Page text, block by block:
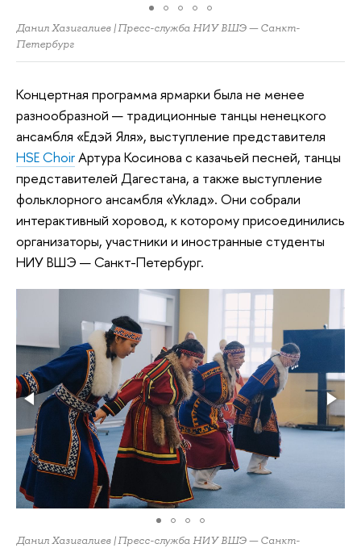
Данил Хазигалиев | Пресс-служба НИУ ВШЭ — Санкт-
Петербург
Концертная программа ярмарки была не менее
разнообразной — традиционные танцы ненецкого
ансамбля «Едэй Яля», выступление представителя
HSE Choir Артура Косинова с казачьей песней, танцы
представителей Дагестана, а также выступление
фольклорного ансамбля «Уклад». Они собрали
интерактивный хоровод, к которому присоединились
организаторы, участники и иностранные студенты
НИУ ВШЭ — Санкт-Петербург.
Данил Хазигалиев | Пресс-служба НИУ ВШЭ — Санкт-